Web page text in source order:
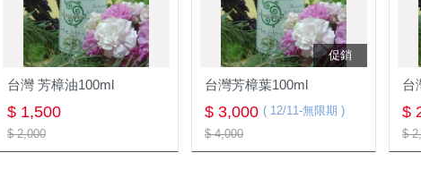
台灣 芳樟油100ml
$ 1,500
$ 2,000
促銷
台灣芳樟葉100ml
$ 3,000 ( 12/11-無限期 )
$ 4,000
台
$
$